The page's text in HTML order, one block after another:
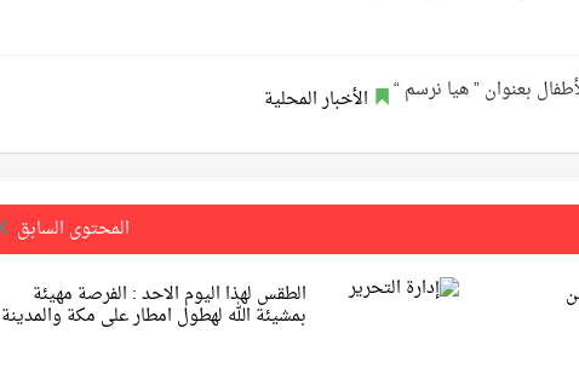
الأخبار المحلية
المحتوى السابق
الطقس لهذا اليوم الاحد : الفرصة مهيئة
بمشيئة الله لهطول امطار على مكة والمدينة